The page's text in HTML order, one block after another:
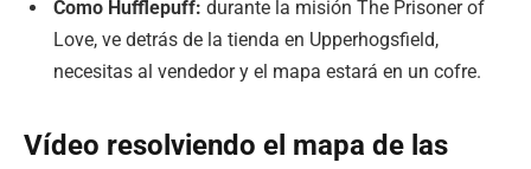
Como Hufflepuff: durante la misión The Prisoner of
Love, ve detrás de la tienda en Upperhogsfield,
necesitas al vendedor y el mapa estará en un cofre.
Vídeo resolviendo el mapa de las